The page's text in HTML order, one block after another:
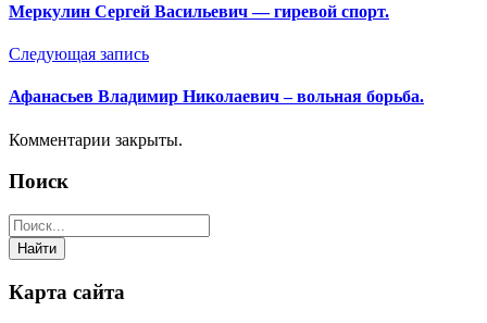
Меркулин Сергей Васильевич — гиревой спорт.
Следующая запись
Афанасьев Владимир Николаевич – вольная борьба.
Комментарии закрыты.
Поиск
Карта сайта